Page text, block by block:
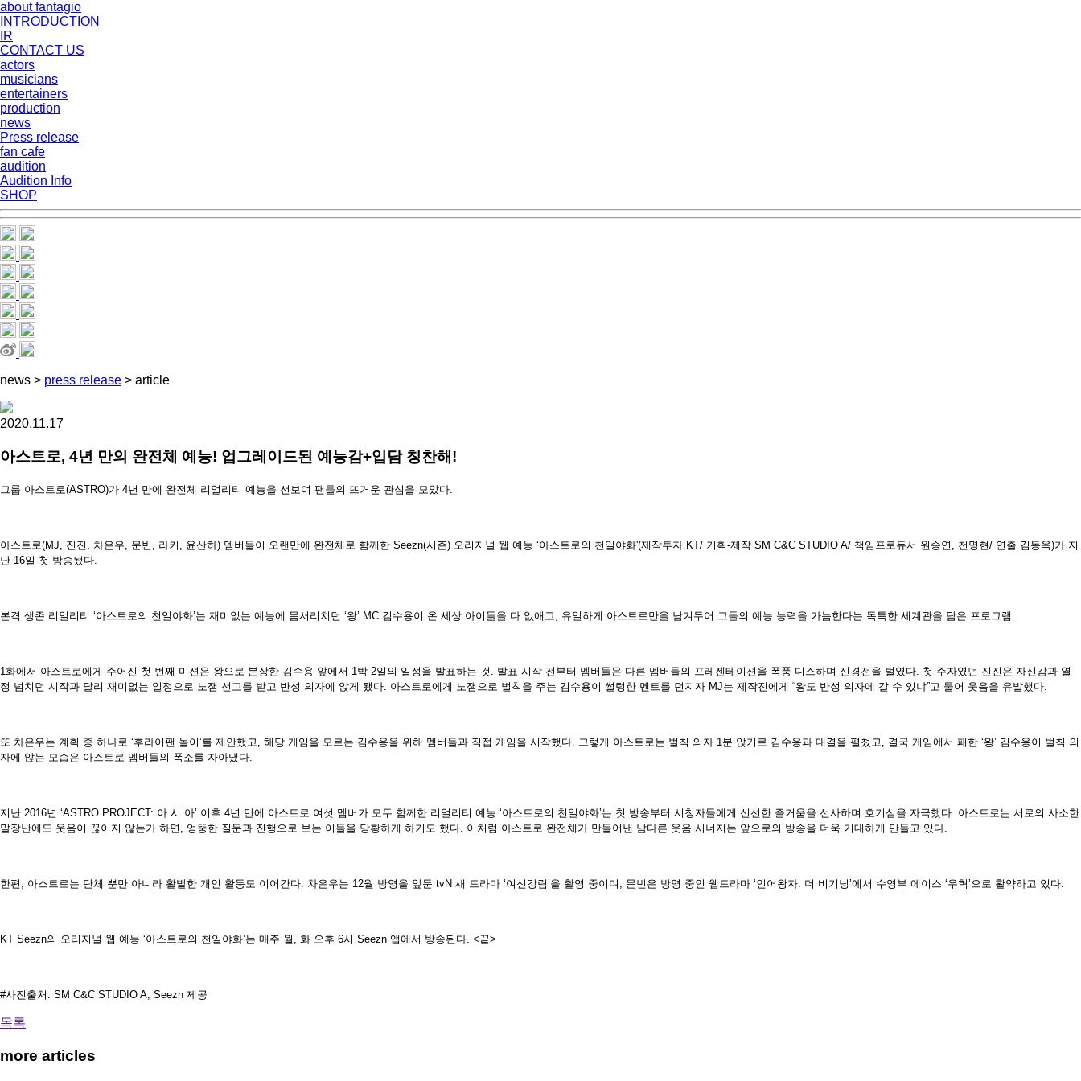
about fantagio
INTRODUCTION
IR
CONTACT US
actors
musicians
entertainers
production
news
Press release
fan cafe
audition
Audition Info
SHOP
news > press release > article
2020.11.17
아스트로, 4년 만의 완전체 예능! 업그레이드된 예능감+입담 칭찬해!
그룹 아스트로(ASTRO)가 4년 만에 완전체 리얼리티 예능을 선보여 팬들의 뜨거운 관심을 모았다.
아스트로(MJ, 진진, 차은우, 문빈, 라키, 윤산하) 멤버들이 오랜만에 완전체로 함께한 Seezn(시즌) 오리지널 웹 예능 ‘아스트로의 천일야화'(제작투자 KT/ 기획-제작 SM C&C STUDIO A/ 책임프로듀서 원승연, 천명현/ 연출 김동욱)가 지
난 16일 첫 방송됐다.
본격 생존 리얼리티 ‘아스트로의 천일야화’는 재미없는 예능에 몸서리치던 ‘왕’ MC 김수용이 온 세상 아이돌을 다 없애고, 유일하게 아스트로만을 남겨두어 그들의 예능 능력을 가늠한다는 독특한 세계관을 담은 프로그램.
1화에서 아스트로에게 주어진 첫 번째 미션은 왕으로 분장한 김수용 앞에서 1박 2일의 일정을 발표하는 것. 발표 시작 전부터 멤버들은 다른 멤버들의 프레젠테이션을 폭풍 디스하며 신경전을 벌였다. 첫 주자였던 진진은 자신감과 열
정 넘치던 시작과 달리 재미없는 일정으로 노잼 선고를 받고 반성 의자에 앉게 됐다. 아스트로에게 노잼으로 벌칙을 주는 김수용이 썰렁한 멘트를 던지자 MJ는 제작진에게 “왕도 반성 의자에 갈 수 있냐”고 물어 웃음을 유발했다.
또 차은우는 계획 중 하나로 ‘후라이팬 놀이’를 제안했고, 해당 게임을 모르는 김수용을 위해 멤버들과 직접 게임을 시작했다. 그렇게 아스트로는 벌칙 의자 1분 앉기로 김수용과 대결을 펼쳤고, 결국 게임에서 패한 ‘왕’ 김수용이 벌칙 의
자에 앉는 모습은 아스트로 멤버들의 폭소를 자아냈다.
지난 2016년 ‘ASTRO PROJECT: 아.시.아’ 이후 4년 만에 아스트로 여섯 멤버가 모두 함께한 리얼리티 예능 ‘아스트로의 천일야화’는 첫 방송부터 시청자들에게 신선한 즐거움을 선사하며 호기심을 자극했다. 아스트로는 서로의 사소한
말장난에도 웃음이 끊이지 않는가 하면, 엉뚱한 질문과 진행으로 보는 이들을 당황하게 하기도 했다. 이처럼 아스트로 완전체가 만들어낸 남다른 웃음 시너지는 앞으로의 방송을 더욱 기대하게 만들고 있다.
한편, 아스트로는 단체 뿐만 아니라 활발한 개인 활동도 이어간다. 차은우는 12월 방영을 앞둔 tvN 새 드라마 ‘여신강림’을 촬영 중이며, 문빈은 방영 중인 웹드라마 ‘인어왕자: 더 비기닝’에서 수영부 에이스 ‘우혁’으로 활약하고 있다.
KT Seezn의 오리지널 웹 예능 ‘아스트로의 천일야화’는 매주 월, 화 오후 6시 Seezn 앱에서 방송된다. <끝>
#사진출처: SM C&C STUDIO A, Seezn 제공
목록
more articles